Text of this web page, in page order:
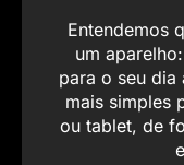
Entendemos
um
para o seu dia
mais simples
ou tablet, de